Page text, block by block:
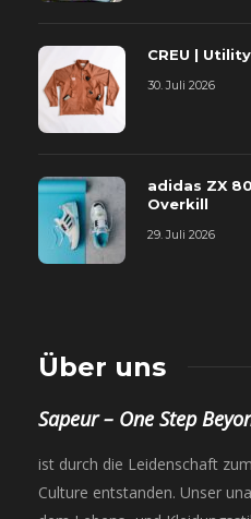
CREU |
30. Juli 2026
adidas ZX
Overkill
29. Juli 2026
Über uns
Sapeur – One Step
ist durch die Leidenschaft
Culture entstanden. Unser